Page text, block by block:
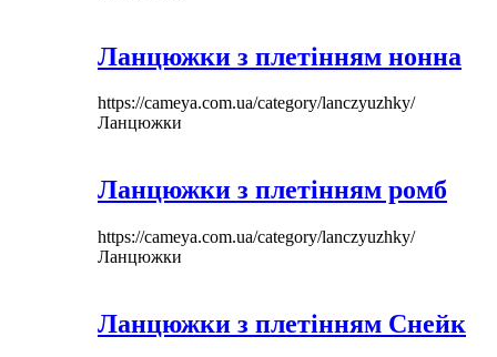
Ланцюжки з плетінням нонна
https://cameya.com.ua/category/lanczyuzhky/
Ланцюжки
Ланцюжки з плетінням ромб
https://cameya.com.ua/category/lanczyuzhky/
Ланцюжки
Ланцюжки з плетінням Снейк